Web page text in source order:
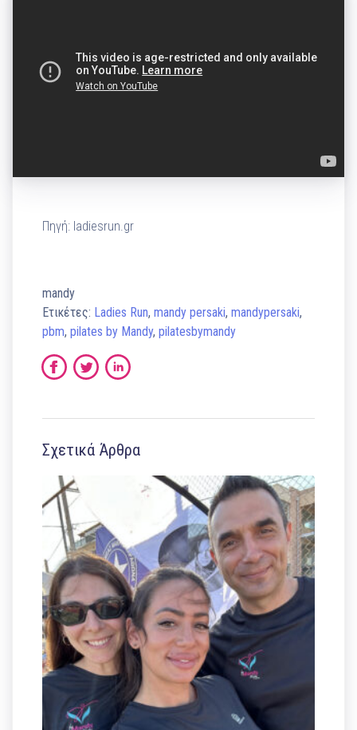
Πηγή: ladiesrun.gr
mandy
Ετικέτες: Ladies Run,mandy persaki,mandypersaki,
pbm,pilates by Mandy,pilatesbymandy
Σχετικά Άρθρα